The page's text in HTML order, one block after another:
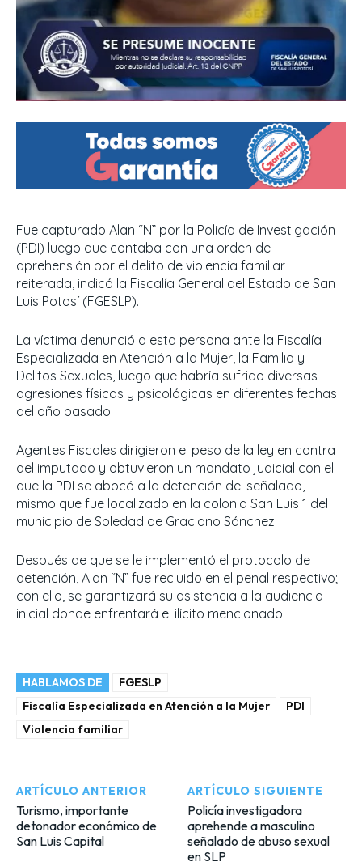
Fue capturado Alan “N” por la Policía de Investigación
(PDI) luego que contaba con una orden de
aprehensión por el delito de violencia familiar
reiterada, indicó la Fiscalía General del Estado de San
Luis Potosí (FGESLP).
La víctima denunció a esta persona ante la Fiscalía
Especializada en Atención a la Mujer, la Familia y
Delitos Sexuales, luego que habría sufrido diversas
agresiones físicas y psicológicas en diferentes fechas
del año pasado.
Agentes Fiscales dirigieron el peso de la ley en contra
del imputado y obtuvieron un mandato judicial con el
que la PDI se abocó a la detención del señalado,
mismo que fue localizado en la colonia San Luis 1 del
municipio de Soledad de Graciano Sánchez.
Después de que se le implementó el protocolo de
detención, Alan “N” fue recluido en el penal respectivo;
con ello, se garantizará su asistencia a la audiencia
inicial donde enfrentará el ilícito mencionado.
HABLAMOS DE
FGESLP
Fiscalía Especializada en Atención a la Mujer
PDI
Violencia familiar
ARTÍCULO ANTERIOR
Turismo, importante
detonador económico de
San Luis Capital
ARTÍCULO SIGUIENTE
Policía investigadora
aprehende a masculino
señalado de abuso sexual
en SLP